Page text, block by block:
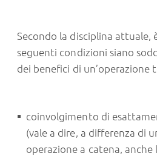
Secondo la disciplina attuale,
seguenti condizioni siano
dei benefici di un’operazione
coinvolgimento di
(vale a dire, a differenza di
operazione a catena, anche